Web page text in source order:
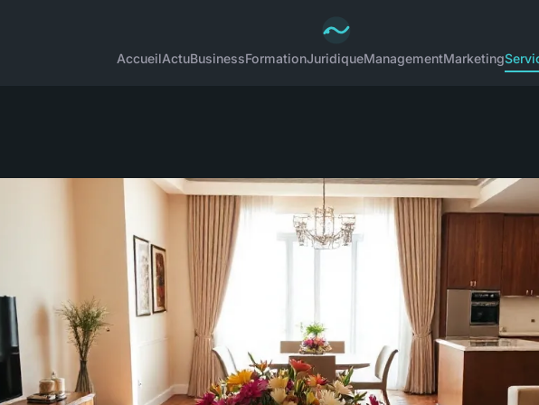
AccueilActuBusinessFormationJuridiqueManagementMarketing